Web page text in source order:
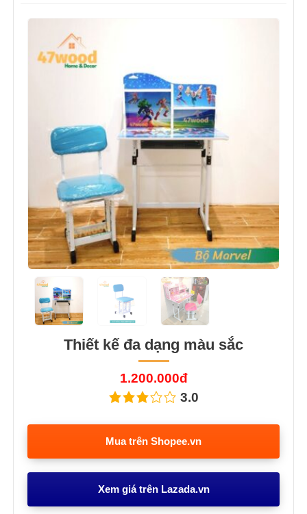
Thiết kế đa dạng màu sắc
1.200.000đ
3.0
Mua trên Shopee.vn
Xem giá trên Lazada.vn